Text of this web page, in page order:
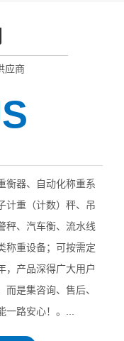
应商
衡器、自动化称重系
计重（计数）秤、吊
秤、汽车衡、流水线
称重设备；可按需定
，产品深得广大用户
是集咨询、售后、
路安心！。...